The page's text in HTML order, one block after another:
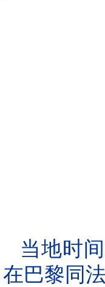
当地时
在巴黎同